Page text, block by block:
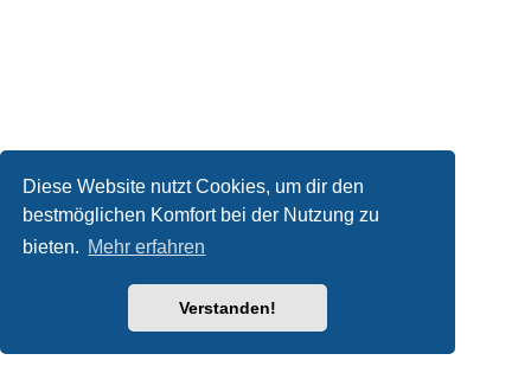
Diese Website nutzt Cookies, um dir den
bestmöglichen Komfort bei der Nutzung zu
bieten. Mehr erfahren
Verstanden!